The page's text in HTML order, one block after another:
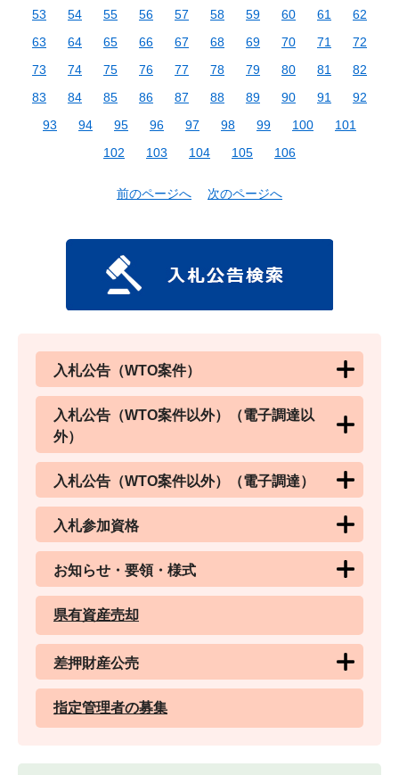
53
54 55 56 57 58 59 60 61
62
63
64 65 66 67 68 69 70 71
72
73
74 75 76 77 78 79 80 81
82
83
84 85 86 87 88 89 90 91
92
93
94 95 96 97 98 99 100
101
102
103 104 105 106
前のページへ 次のページへ
入札公告（WTO案件）
入札公告（WTO案件以外）（電子調達以
外）
入札公告（WTO案件以外）（電子調達）
入札参加資格
お知らせ・要領・様式
県有資産売却
差押財産公売
指定管理者の募集